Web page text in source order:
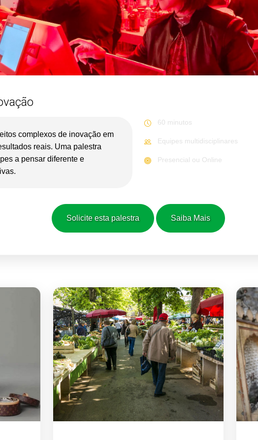
complexos de inovação em
reais. Uma palestra
a pensar diferente e
60 minutos
Equipes multidisciplinares
Presencial ou Online
Solicite esta palestra Saiba Mais